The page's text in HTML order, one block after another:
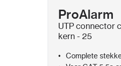
ProAlarm
UTP connector
kern - 25
Complete